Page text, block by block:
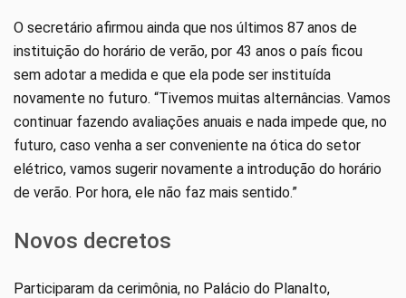
O secretário afirmou ainda que nos últimos 87 anos de
instituição do horário de verão, por 43 anos o país ficou
sem adotar a medida e que ela pode ser instituída
novamente no futuro. “Tivemos muitas alternâncias. Vamos
continuar fazendo avaliações anuais e nada impede que, no
futuro, caso venha a ser conveniente na ótica do setor
elétrico, vamos sugerir novamente a introdução do horário
de verão. Por hora, ele não faz mais sentido.”
Novos decretos
Participaram da cerimônia, no Palácio do Planalto,